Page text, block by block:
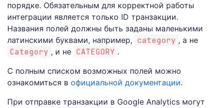
порядке. Обязательным для корректной работы
интеграции является только ID транзакции.
Названия полей должны быть заданы маленькими
латинскими буквами, например, category , а не
Category , и не CATEGORY .
С полным списком возможных полей можно
ознакомиться в официальной документации.
При отправке транзакции в Google Analytics могут